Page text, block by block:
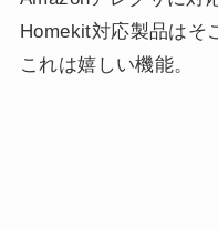
Homekit対応製品はそ
これは嬉しい機能。